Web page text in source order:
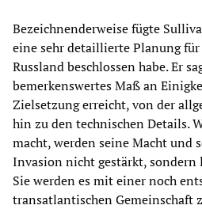
Bezeichnenderweise fügte
eine sehr detaillierte Planung
Russland beschlossen habe. Er
bemerkenswertes Maß an
Zielsetzung erreicht, von der
hin zu den technischen Details.
macht, werden seine Macht und
Invasion nicht gestärkt, sondern
Sie werden es mit einer noch
transatlantischen Gemeinschaft